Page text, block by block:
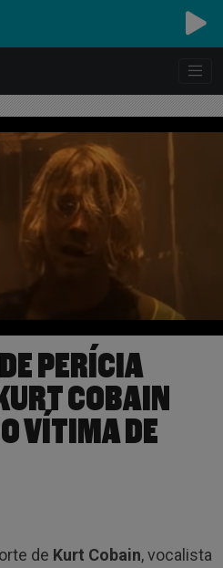
PERÍCIA
COBAIN
VÍTIMA DE
de Kurt Cobain, vocalista